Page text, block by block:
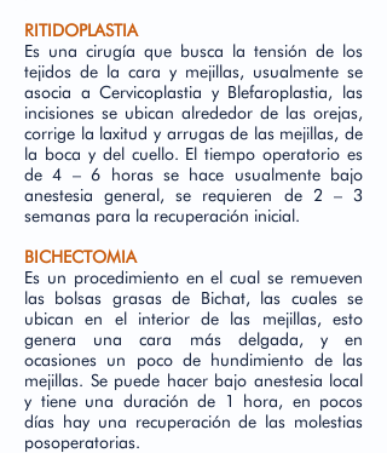
RITIDOPLASTIA
Es una cirugía que busca la tensión de los
tejidos de la cara y mejillas, usualmente se
asocia a Cervicoplastia y Blefaroplastia, las
incisiones se ubican alrededor de las orejas,
corrige la laxitud y arrugas de las mejillas, de
la boca y del cuello. El tiempo operatorio es
de 4 – 6 horas se hace usualmente bajo
anestesia general, se requieren de 2 – 3
semanas para la recuperación inicial.
BICHECTOMIA
Es un procedimiento en el cual se remueven
las bolsas grasas de Bichat, las cuales se
ubican en el interior de las mejillas, esto
genera una cara más delgada, y en
ocasiones un poco de hundimiento de las
mejillas. Se puede hacer bajo anestesia local
y tiene una duración de 1 hora, en pocos
días hay una recuperación de las molestias
posoperatorias.